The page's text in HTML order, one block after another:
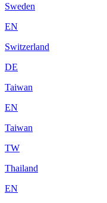
Sweden
EN
Switzerland
DE
Taiwan
EN
Taiwan
TW
Thailand
EN